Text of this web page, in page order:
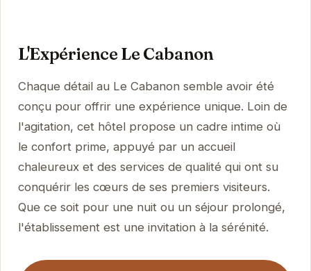
L'Expérience Le Cabanon
Chaque détail au Le Cabanon semble avoir été
conçu pour offrir une expérience unique. Loin de
l'agitation, cet hôtel propose un cadre intime où
le confort prime, appuyé par un accueil
chaleureux et des services de qualité qui ont su
conquérir les cœurs de ses premiers visiteurs.
Que ce soit pour une nuit ou un séjour prolongé,
l'établissement est une invitation à la sérénité.